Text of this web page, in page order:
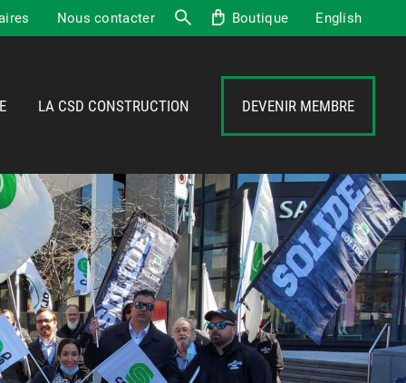
Nous contacter Boutique English
LA CSD CONSTRUCTION DEVENIR MEMBRE